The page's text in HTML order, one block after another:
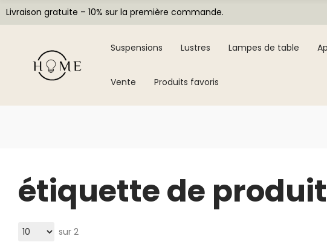
Livraison gratuite – 10% sur la première commande.
Suspensions Lustres Lampes de table
Vente Produits favoris
étiquette de produit
sur 2